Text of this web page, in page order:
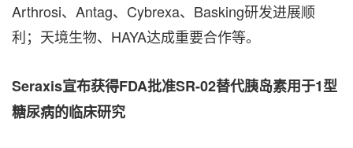
Arthrosi、Antag、Cybrexa、Basking研发进展顺
利；天境生物、HAYA达成重要合作等。
Seraxis宣布获得FDA批准SR-02替代胰岛素用于1型
糖尿病的临床研究